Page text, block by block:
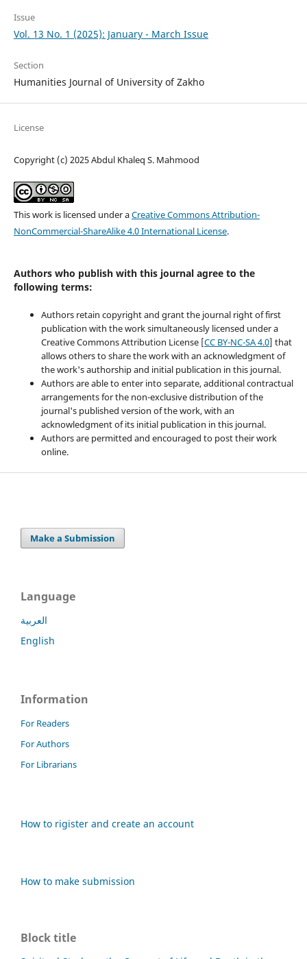
Issue
Vol. 13 No. 1 (2025): January - March Issue
Section
Humanities Journal of University of Zakho
License
Copyright (c) 2025 Abdul Khaleq S. Mahmood
This work is licensed under aCreative Commons Attribution-
NonCommercial-ShareAlike 4.0 International License.
Authors who publish with this journal agree to the
following terms:
Authors retain copyright and grant the journal right of first
publication with the work simultaneously licensed under a
Creative Commons Attribution License [CC BY-NC-SA 4.0] that
allows others to share the work with an acknowledgment of
the work's authorship and initial publication in this journal.
Authors are able to enter into separate, additional contractual
arrangements for the non-exclusive distribution of the
journal's published version of the work, with an
acknowledgment of its initial publication in this journal.
Authors are permitted and encouraged to post their work
online.
Make a Submission
Language
العربية
English
Information
For Readers
For Authors
For Librarians
How to rigister and create an account
How to make submission
Block title